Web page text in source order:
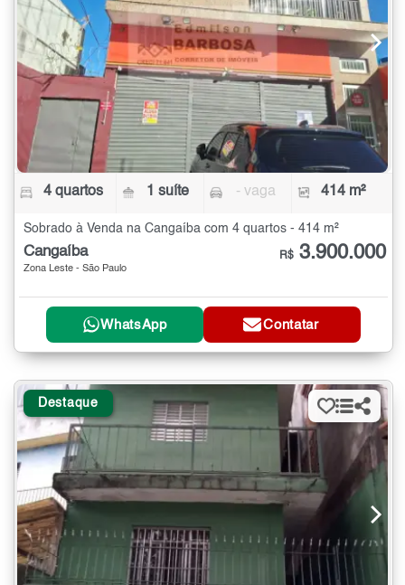
4 quartos 1 suíte - vaga 414 m²
Sobrado à Venda na Cangaíba com 4 quartos - 414 m²
Cangaíba
Zona Leste - São Paulo
R$ 3.900.000
WhatsApp Contatar
Destaque